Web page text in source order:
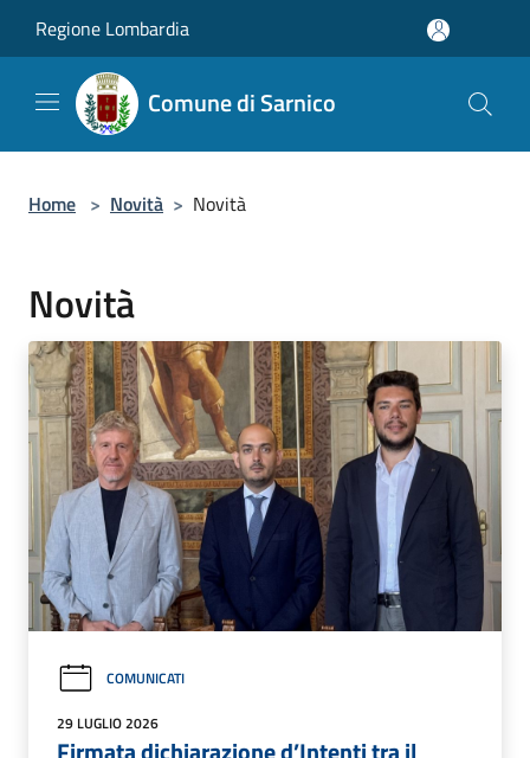
Regione Lombardia
Comune di Sarnico
Home > Novità > Novità
Novità
COMUNICATI
29 LUGLIO 2026